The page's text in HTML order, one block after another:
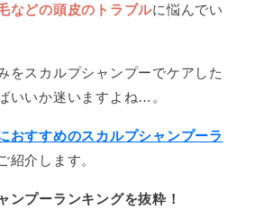
などの頭皮のトラブルに悩んでい
をスカルプシャンプーでケアした
いいか迷いますよね…。
おすすめのスカルプシャンプーラ
紹介します。
ンプーランキングを抜粋！